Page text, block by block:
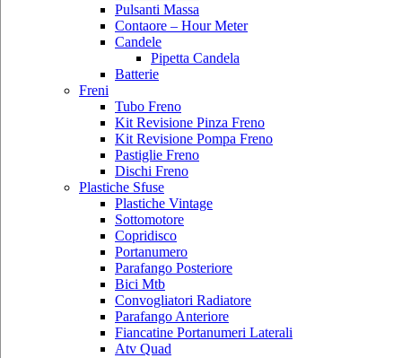
Pulsanti Massa
Contaore – Hour Meter
Candele
Pipetta Candela
Batterie
Freni
Tubo Freno
Kit Revisione Pinza Freno
Kit Revisione Pompa Freno
Pastiglie Freno
Dischi Freno
Plastiche Sfuse
Plastiche Vintage
Sottomotore
Copridisco
Portanumero
Parafango Posteriore
Bici Mtb
Convogliatori Radiatore
Parafango Anteriore
Fiancatine Portanumeri Laterali
Atv Quad